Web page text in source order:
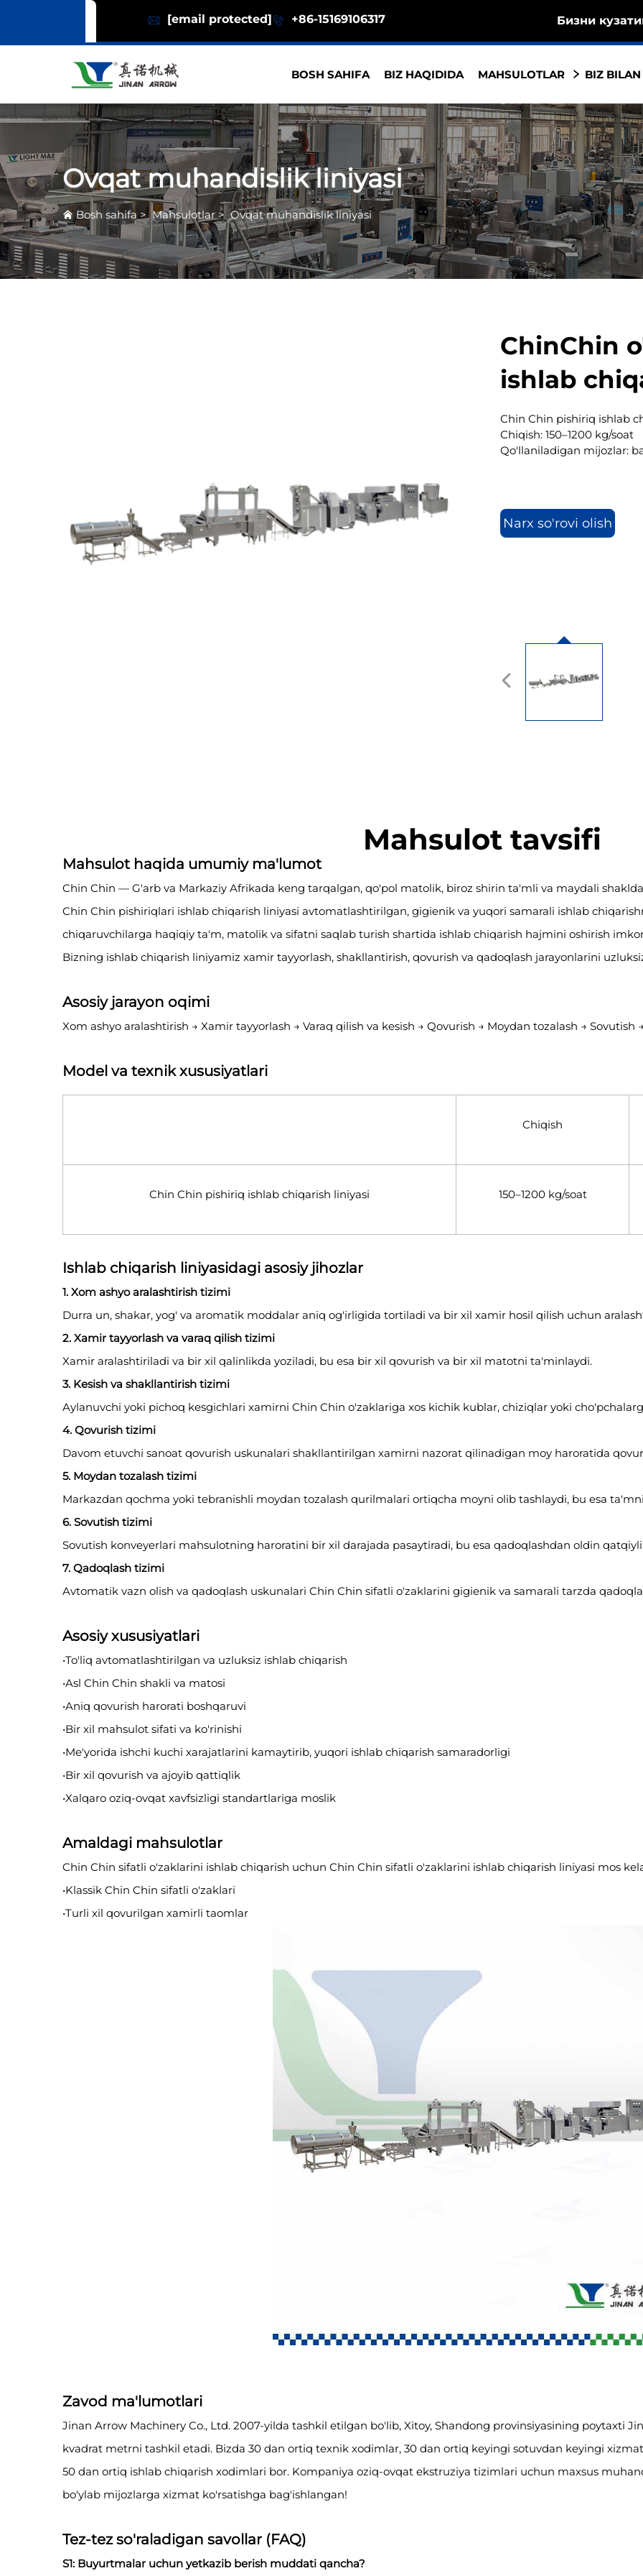
[email protected] +86-15169106317 Бизни
BOSH SAHIFA BIZ HAQIDIDA MAHSULOTLAR BIZ
Ovqat muhandislik liniyasi
Bosh sahifa > Mahsulotlar >Ovqat muhandislik liniyasi
ChinChin
ishlab
Chin Chin pishiriq ishlab
Chiqish: 150–1200 kg/soat
Qo'llaniladigan mijozlar:
Narx so'rovi olish
Mahsulot tavsifi
Mahsulot haqida umumiy ma'lumot
Chin Chin — G'arb va Markaziy Afrikada keng tarqalgan, qo'pol matolik, biroz shirin ta'mli va maydali
Chin Chin pishiriqlari ishlab chiqarish liniyasi avtomatlashtirilgan, gigienik va yuqori samarali ishlab
chiqaruvchilarga haqiqiy ta'm, matolik va sifatni saqlab turish shartida ishlab chiqarish hajmini oshirish
Bizning ishlab chiqarish liniyamiz xamir tayyorlash, shakllantirish, qovurish va qadoqlash jarayonlarini
Asosiy jarayon oqimi
Xom ashyo aralashtirish → Xamir tayyorlash → Varaq qilish va kesish → Qovurish → Moydan tozalash → Sovutish
Model va texnik xususiyatlari
Chiqish
Chin Chin pishiriq ishlab chiqarish liniyasi 150–1200 kg/soat
Ishlab chiqarish liniyasidagi asosiy jihozlar
1. Xom ashyo aralashtirish tizimi
Durra un, shakar, yog' va aromatik moddalar aniq og'irligida tortiladi va bir xil xamir hosil qilish uchun
2. Xamir tayyorlash va varaq qilish tizimi
Xamir aralashtiriladi va bir xil qalinlikda yoziladi, bu esa bir xil qovurish va bir xil matotni ta'minlaydi.
3. Kesish va shakllantirish tizimi
Aylanuvchi yoki pichoq kesgichlari xamirni Chin Chin o'zaklariga xos kichik kublar, chiziqlar yoki
4. Qovurish tizimi
Davom etuvchi sanoat qovurish uskunalari shakllantirilgan xamirni nazorat qilinadigan moy haroratida
5. Moydan tozalash tizimi
Markazdan qochma yoki tebranishli moydan tozalash qurilmalari ortiqcha moyni olib tashlaydi, bu esa
6. Sovutish tizimi
Sovutish konveyerlari mahsulotning haroratini bir xil darajada pasaytiradi, bu esa qadoqlashdan oldin
7. Qadoqlash tizimi
Avtomatik vazn olish va qadoqlash uskunalari Chin Chin sifatli o'zaklarini gigienik va samarali tarzda
Asosiy xususiyatlari
•To'liq avtomatlashtirilgan va uzluksiz ishlab chiqarish
•Asl Chin Chin shakli va matosi
•Aniq qovurish harorati boshqaruvi
•Bir xil mahsulot sifati va ko'rinishi
•Me'yorida ishchi kuchi xarajatlarini kamaytirib, yuqori ishlab chiqarish samaradorligi
•Bir xil qovurish va ajoyib qattiqlik
•Xalqaro oziq-ovqat xavfsizligi standartlariga moslik
Amaldagi mahsulotlar
Chin Chin sifatli o'zaklarini ishlab chiqarish uchun Chin Chin sifatli o'zaklarini ishlab chiqarish liniyasi mos
•Klassik Chin Chin sifatli o'zaklari
•Turli xil qovurilgan xamirli taomlar
Zavod ma'lumotlari
Jinan Arrow Machinery Co., Ltd. 2007-yilda tashkil etilgan bo'lib, Xitoy, Shandong provinsiyasining poytaxti
kvadrat metrni tashkil etadi. Bizda 30 dan ortiq texnik xodimlar, 30 dan ortiq keyingi sotuvdan keyingi
50 dan ortiq ishlab chiqarish xodimlari bor. Kompaniya oziq-ovqat ekstruziya tizimlari uchun maxsus
bo'ylab mijozlarga xizmat ko'rsatishga bag'ishlangan!
Tez-tez so'raladigan savollar (FAQ)
S1: Buyurtmalar uchun yetkazib berish muddati qancha?